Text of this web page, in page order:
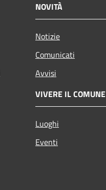
NOVITÀ
Notizie
Comunicati
Avvisi
VIVERE IL COMUNE
Luoghi
Eventi